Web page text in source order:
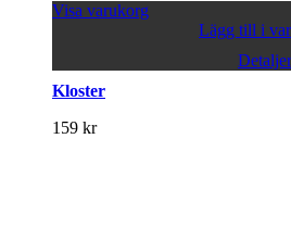
Visa varukorg
Lägg till i
Detaljer
Kloster
159 kr